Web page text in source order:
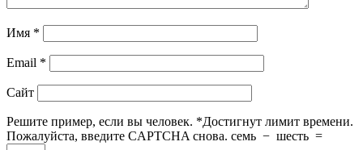
Имя *
Email *
Сайт
Решите пример, если вы человек. *Достигнут лимит времени.
Пожалуйста, введите CAPTCHA снова. семь − шесть =